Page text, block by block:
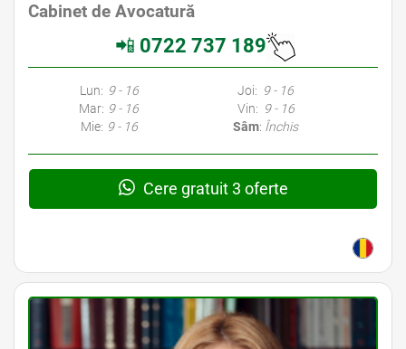
Cabinet de Avocatură
📲 0722 737 189
Avocati Galati • Cabinete Avocatura Galati • Avocati Specializati Galati • Avocat Bun Galati • Avocat Galati • Galati Avocat • Avocat Specializat Galati
Lun: 9 - 16
Mar: 9 - 16
Mie: 9 - 16
Joi: 9 - 16
Vin: 9 - 16
Sâm: Închis
Cere gratuit 3 oferte